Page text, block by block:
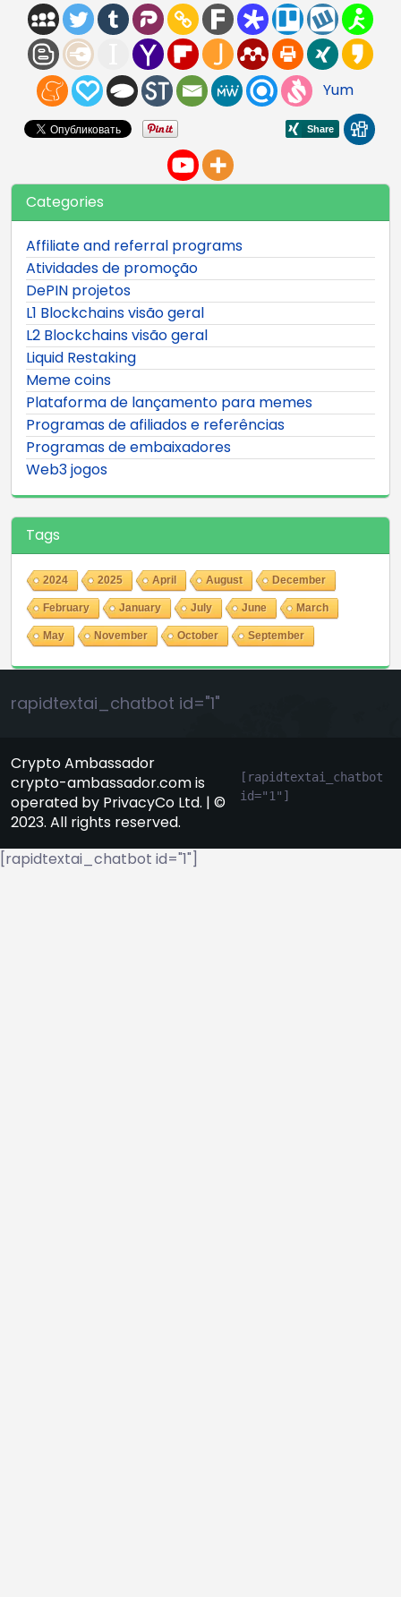
Yum
Categories
Affiliate and referral programs
Atividades de promoção
DePIN projetos
L1 Blockchains visão geral
L2 Blockchains visão geral
Liquid Restaking
Meme coins
Plataforma de lançamento para memes
Programas de afiliados e referências
Programas de embaixadores
Web3 jogos
Tags
2024 2025 April August December
February January July June March
May November October September
rapidtextai_chatbot id="1"
Crypto Ambassador
crypto-ambassador.com is
operated by PrivacyCo Ltd. | ©
2023. All rights reserved.
[rapidtextai_chatbot
id="1"]
[rapidtextai_chatbot id="1"]